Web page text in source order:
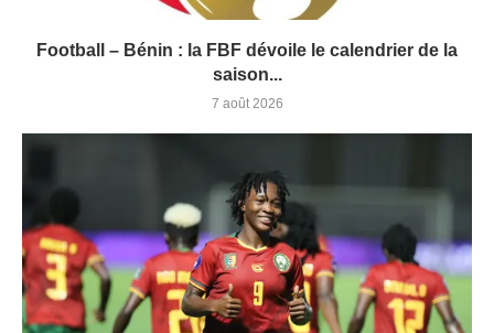
Football – Bénin : la FBF dévoile le calendrier de la
saison...
7 août 2026